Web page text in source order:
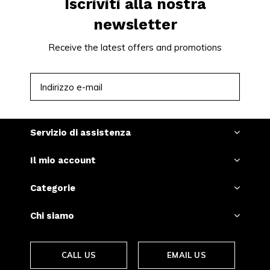
Iscriviti alla nostra
newsletter
Receive the latest offers and promotions
Servizio di assistenza
Il mio account
Categorie
Chi siamo
CALL US EMAIL US